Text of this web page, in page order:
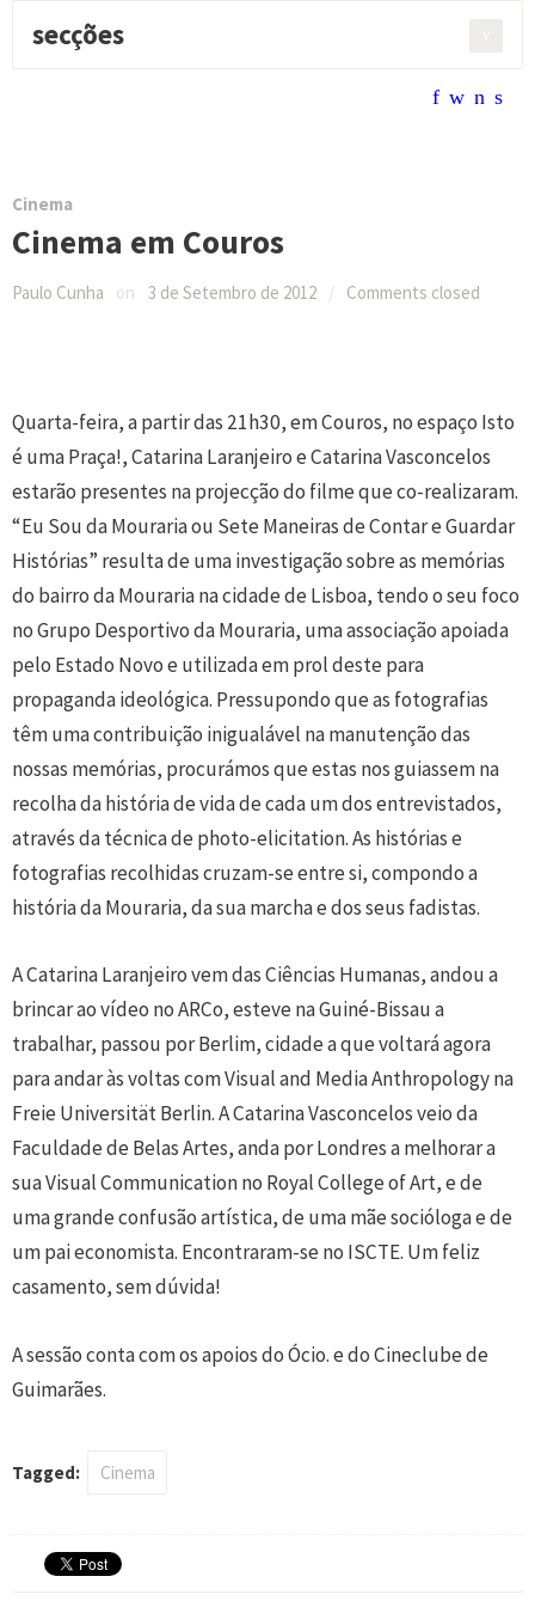
secções
f w n s
Cinema
Cinema em Couros
Paulo Cunha on 3 de Setembro de 2012 / Comments closed
Quarta-feira, a partir das 21h30, em Couros, no espaço Isto
é uma Praça!, Catarina Laranjeiro e Catarina Vasconcelos
estarão presentes na projecção do filme que co-realizaram.
“Eu Sou da Mouraria ou Sete Maneiras de Contar e Guardar
Histórias” resulta de uma investigação sobre as memórias
do bairro da Mouraria na cidade de Lisboa, tendo o seu foco
no Grupo Desportivo da Mouraria, uma associação apoiada
pelo Estado Novo e utilizada em prol deste para
propaganda ideológica. Pressupondo que as fotografias
têm uma contribuição inigualável na manutenção das
nossas memórias, procurámos que estas nos guiassem na
recolha da história de vida de cada um dos entrevistados,
através da técnica de photo-elicitation. As histórias e
fotografias recolhidas cruzam-se entre si, compondo a
história da Mouraria, da sua marcha e dos seus fadistas.
A Catarina Laranjeiro vem das Ciências Humanas, andou a
brincar ao vídeo no ARCo, esteve na Guiné-Bissau a
trabalhar, passou por Berlim, cidade a que voltará agora
para andar às voltas com Visual and Media Anthropology na
Freie Universität Berlin. A Catarina Vasconcelos veio da
Faculdade de Belas Artes, anda por Londres a melhorar a
sua Visual Communication no Royal College of Art, e de
uma grande confusão artística, de uma mãe socióloga e de
um pai economista. Encontraram-se no ISCTE. Um feliz
casamento, sem dúvida!
A sessão conta com os apoios do Ócio. e do Cineclube de
Guimarães.
Tagged: Cinema